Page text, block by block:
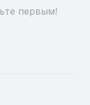
первым!